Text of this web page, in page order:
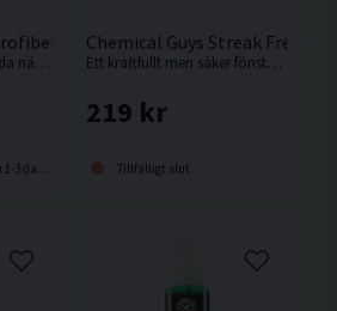
Wash 473ml Mikrofiberduks-
Enda medlet att använda när du ska tvätta dina mikrofiberdukar för att behålla dem mjuka och få dem så rena som möjligt.
dagar
Chemical Guys Streak Free
Ett kraftfullt men säker fönsterrengöring utan farliga kemikalier gör putsningen säker för både dig och känsliga ytor.
219 kr
Tillfälligt slut